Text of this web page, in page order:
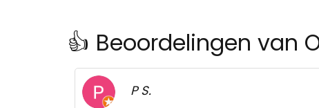
👍 Beoordelingen van
P S.